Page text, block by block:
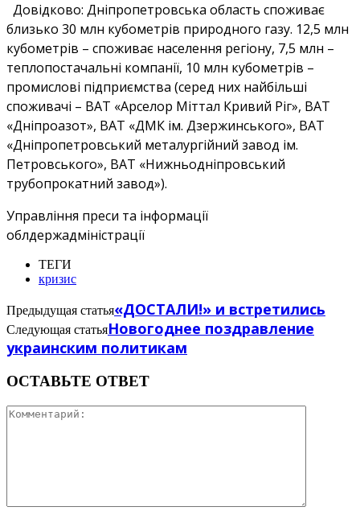
Довідково: Дніпропетровська область споживає
близько 30 млн кубометрів природного газу. 12,5 млн
кубометрів – споживає населення регіону, 7,5 млн –
теплопостачальні компанії, 10 млн кубометрів –
промислові підприємства (серед них найбільші
споживачі – ВАТ «Арселор Міттал Кривий Ріг», ВАТ
«Дніпроазот», ВАТ «ДМК ім. Дзержинського», ВАТ
«Дніпропетровський металургійний завод ім.
Петровського», ВАТ «Нижньодніпровський
трубопрокатний завод»).
Управління преси та інформації
облдержадміністрації
ТЕГИ
кризис
Предыдущая статья«ДОСТАЛИ!» и встретились
Следующая статьяНовогоднее поздравление
украинским политикам
ОСТАВЬТЕ ОТВЕТ